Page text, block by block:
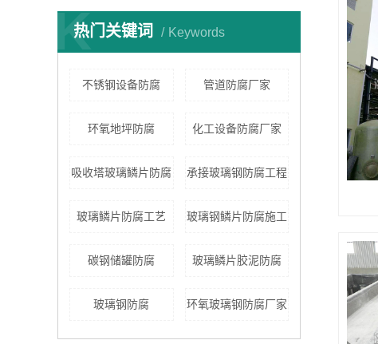
热门关键词 Keywords
K
不锈钢设备防腐 管道防腐厂家
环氧地坪防腐 化工设备防腐厂家
吸收塔玻璃鳞片防腐 承接玻璃钢防腐工程
玻璃鳞片防腐工艺 玻璃钢鳞片防腐施工
碳钢储罐防腐 玻璃鳞片胶泥防腐
玻璃钢防腐 环氧玻璃钢防腐厂家